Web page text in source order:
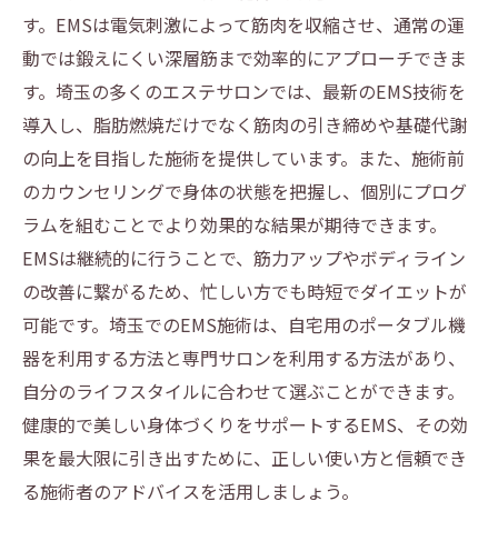
す。EMSは電気刺激によって筋肉を収縮させ、通常の運
動では鍛えにくい深層筋まで効率的にアプローチできま
す。埼玉の多くのエステサロンでは、最新のEMS技術を
導入し、脂肪燃焼だけでなく筋肉の引き締めや基礎代謝
の向上を目指した施術を提供しています。また、施術前
のカウンセリングで身体の状態を把握し、個別にプログ
ラムを組むことでより効果的な結果が期待できます。
EMSは継続的に行うことで、筋力アップやボディライン
の改善に繋がるため、忙しい方でも時短でダイエットが
可能です。埼玉でのEMS施術は、自宅用のポータブル機
器を利用する方法と専門サロンを利用する方法があり、
自分のライフスタイルに合わせて選ぶことができます。
健康的で美しい身体づくりをサポートするEMS、その効
果を最大限に引き出すために、正しい使い方と信頼でき
る施術者のアドバイスを活用しましょう。